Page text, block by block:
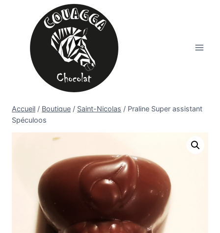
Accueil / Boutique / Saint-Nicolas / Praline Super assistant
Spéculoos